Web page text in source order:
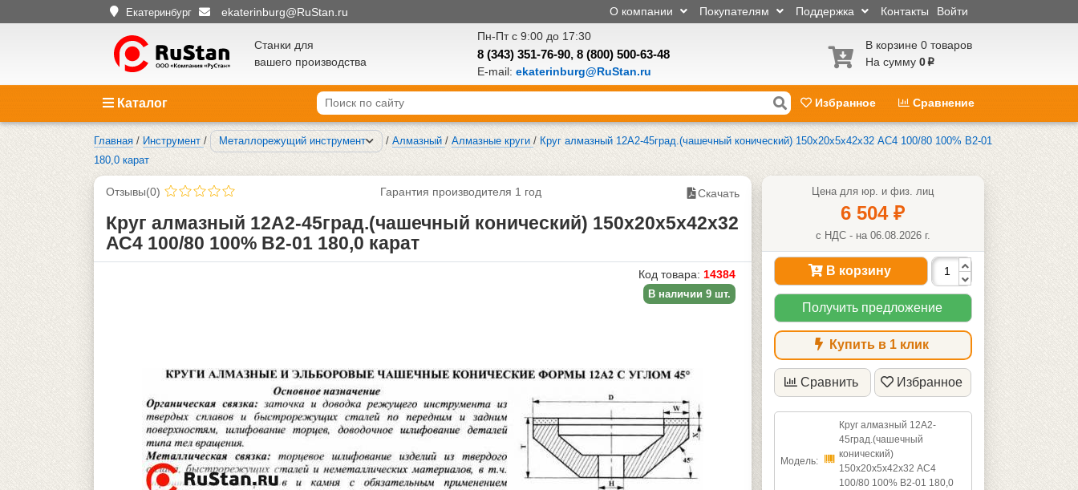
Екатеринбург ekaterinburg@RuStan.ru Войти
Контакты
Поддержка
Покупателям
О компании
Станки для
вашего производства
Пн-Пт с 9:00 до 17:30
8 (343) 351-76-90, 8 (800) 500-63-48
E-mail: ekaterinburg@RuStan.ru
В корзине 0 товаров
На сумму 0 p
Каталог Избранное Сравнение
Главная / Инструмент / Металлорежущий инструмент / Алмазный / Алмазные круги / Круг алмазный 12А2-45град.(чашечный конический) 150х20х5х42х32 АС4 100/80 100% В2-01
180,0 карат
Отзывы(0) Гарантия производителя 1 год Скачать
Круг алмазный 12А2-45град.(чашечный конический) 150х20х5х42х32
АС4 100/80 100% В2-01 180,0 карат
Код товара: 14384
В наличии 9 шт.
Цена для юр. и физ. лиц
6 504₽
с НДС - на 06.08.2026 г.
В корзину
Получить предложение
Купить в 1 клик
Сравнить Избранное
Модель:
Круг алмазный 12А2-
45град.(чашечный
конический)
150х20х5х42х32 АС4
100/80 100% В2-01 180,0